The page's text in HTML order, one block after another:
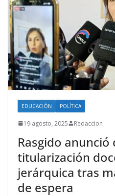
EDUCACIÓN POLÍTICA
19 agosto, 2025 Redaccion
Rasgido anunció
titularización
jerárquica tras
de espera